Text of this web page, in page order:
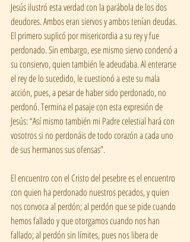
Jesús ilustró esta verdad con la parábola de los dos
deudores. Ambos eran siervos y ambos tenían deudas.
El primero suplicó por misericordia a su rey y fue
perdonado. Sin embargo, ese mismo siervo condenó a
su consiervo, quien también le adeudaba. Al enterarse
el rey de lo sucedido, le cuestionó a este su mala
acción, pues, a pesar de haber sido perdonado, no
perdonó. Termina el pasaje con esta expresión de
Jesús: “Así mismo también mi Padre celestial hará con
vosotros si no perdonáis de todo corazón a cada uno
de sus hermanos sus ofensas”.
El encuentro con el Cristo del pesebre es el encuentro
con quien ha perdonado nuestros pecados, y quien
nos convoca al perdón; al perdón que se pide cuando
hemos fallado y que otorgamos cuando nos han
fallado; al perdón sin límites, pues nos libera de